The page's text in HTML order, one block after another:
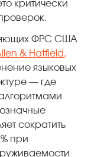
критически
ФРС США
& Hatfield,
языковых
— где
сократить
при